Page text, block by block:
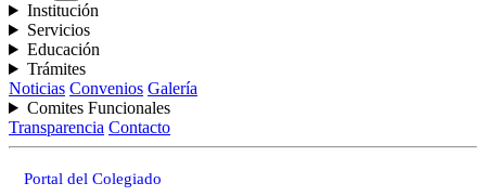
Institución
Servicios
Educación
Trámites
Noticias Convenios Galería
Comites Funcionales
Transparencia Contacto
Portal del Colegiado